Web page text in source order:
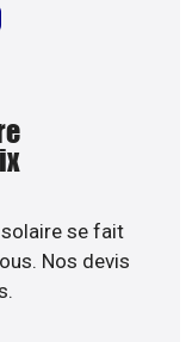
se fait
Nos devis